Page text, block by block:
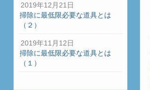
2019年12月21日
掃除に最低限必要な道具とは
（２）
2019年11月12日
掃除に最低限必要な道具とは
（１）